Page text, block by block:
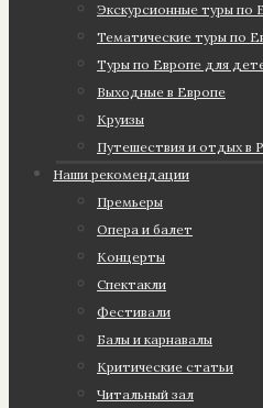
Экскурсионные туры по
Тематические туры по
Туры по Европе для
Выходные в Европе
Круизы
Путешествия и отдых в
Наши рекомендации
Премьеры
Опера и балет
Концерты
Спектакли
Фестивали
Балы и карнавалы
Критические статьи
Читальный зал